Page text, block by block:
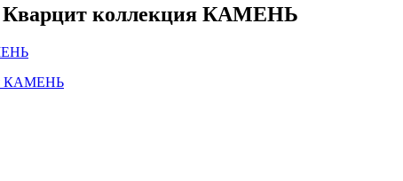
коллекция КАМЕНЬ